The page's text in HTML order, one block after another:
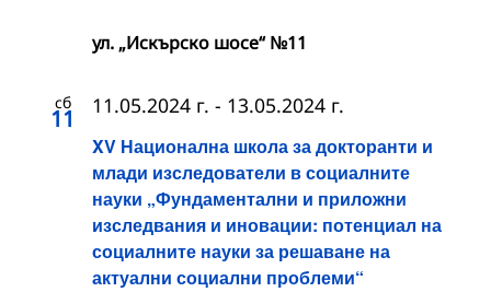
ул. „Искърско шосе“ №11
сб
11
XV Национална школа за докторанти и
млади изследователи в социалните
науки „Фундаментални и приложни
изследвания и иновации: потенциал на
социалните науки за решаване на
актуални социални проблеми“
11.05.2024 г. - 13.05.2024 г.